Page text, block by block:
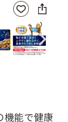
お気
に入
登録
SNS
に
シ
ェ
ア
Next
機能で健康